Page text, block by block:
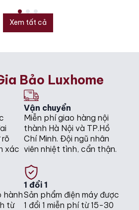
Xem tất cả
Bảo Luxhome
rõ
xác
Vận chuyển
Miễn phí giao hàng nội
thành Hà Nội và TP.Hồ
Chí Minh. Đội ngũ nhân
viên nhiệt tình, cẩn thận.
hành
từ
1 đổi 1
Sản phẩm điện máy được
1 đổi 1 miễn phí từ 15-30